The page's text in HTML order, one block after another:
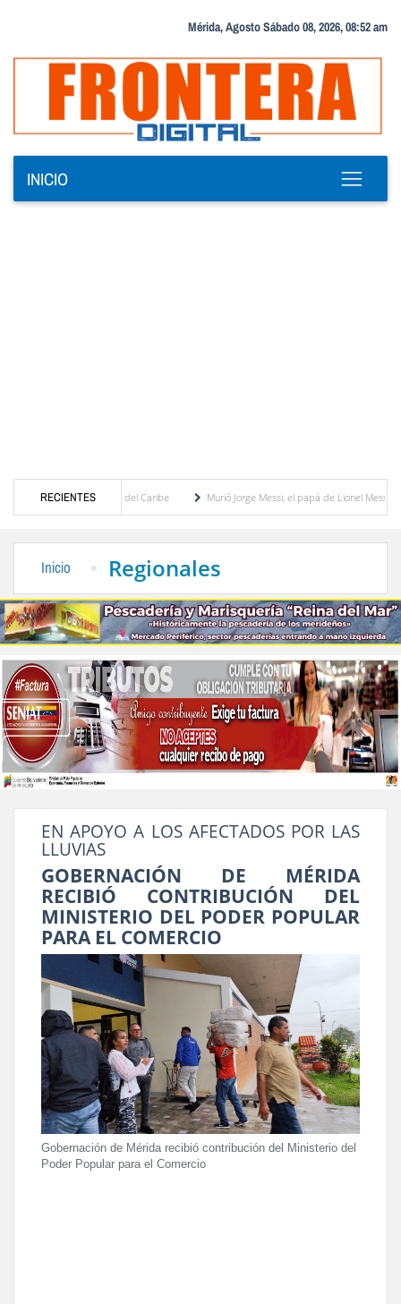
Mérida, Agosto Sábado 08, 2026, 08:52 am
INICIO
RECIENTES
Centroamericanos y del Caribe Murió Jorge Messi, el papá de Lionel Messi
Inicio Regionales
EN APOYO A LOS AFECTADOS POR LAS
LLUVIAS
GOBERNACIÓN DE MÉRIDA
RECIBIÓ CONTRIBUCIÓN DEL
MINISTERIO DEL PODER POPULAR
PARA EL COMERCIO
Gobernación de Mérida recibió contribución del Ministerio del
Poder Popular para el Comercio